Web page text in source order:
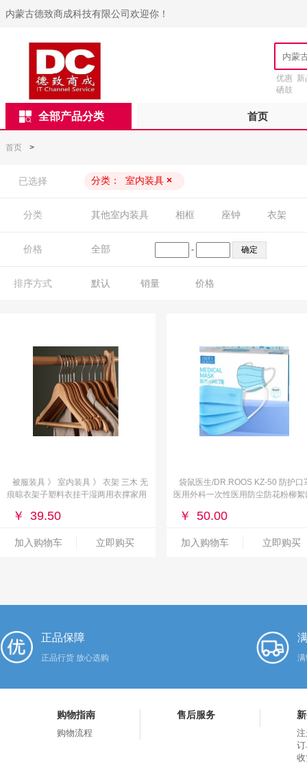
内蒙古德致商成科技有限公司欢迎你！
优惠 新
硒鼓
全部产品分类 首页
首页 >
已选择 分类： 室内装具 ×
分类 其他室内装具 相框 座钟 衣架
价格 全部 -
排序方式 默认 销量 价格
被服装具 》 室内装具 》 衣架 三木 无
痕晾衣架子塑料衣挂干湿两用衣撑家用
￥ 39.50
加入购物车 立即购买
袋鼠医生/DR.ROOS KZ-50 防护口
医用外科一次性医用防尘防花粉柳絮
人蓝色
￥ 50.00
加入购物车 立即购买
正品保障
正品行货 放心选购
购物指南
购物流程
售后服务